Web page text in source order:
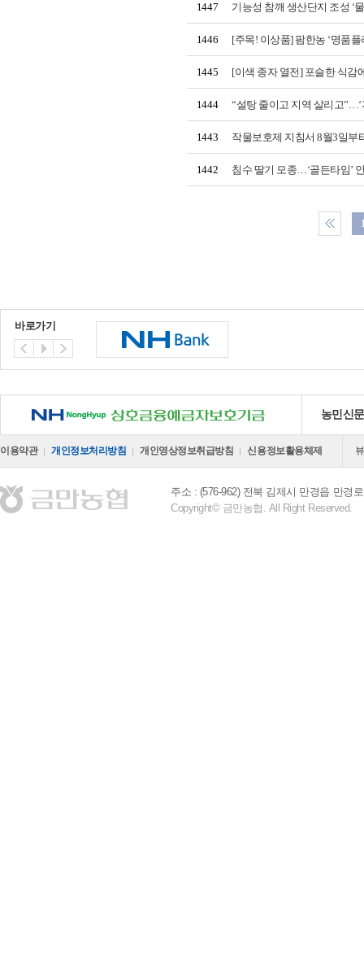
1447 기능성 참깨 생산단지 조성 ‘
1446 [주목! 이상품] 팜한농 ‘명품플
1445 [이색 종자 열전] 포슬한 식감
1444 “설탕 줄이고 지역 살리고
1443 작물보호제 지침서 8월3일부
1442 침수 딸기 모종…‘골든타임’
바로가기
NH 상호금융예금자보호기금 농민신
이용약관 개인정보처리방침 개인영상정보취급방침 신용정보활용체제
주소 : (576-962) 전북 김제시 만경읍 만경
Copyright© 금만농협. All Right Reserved.